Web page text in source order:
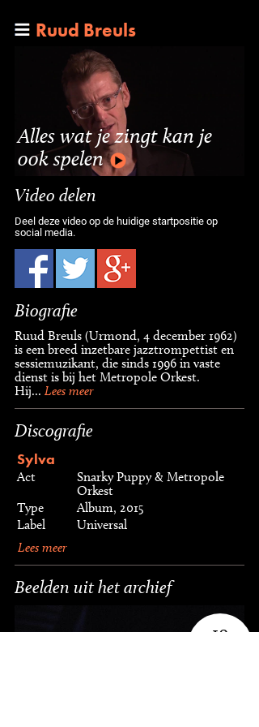
Ruud Breuls
Alles wat je zingt kan je
ook spelen
Video delen
Deel deze video op de huidige startpositie op
social media.
Biografie
Ruud Breuls (Urmond, 4 december 1962)
is een breed inzetbare jazztrompettist en
sessiemuzikant, die sinds 1996 in vaste
dienst is bij het Metropole Orkest.
Hij... Lees meer
Discografie
Sylva
Act
Snarky Puppy & Metropole
Orkest
Type
Album, 2015
Label
Universal
Lees meer
Beelden uit het archief
10